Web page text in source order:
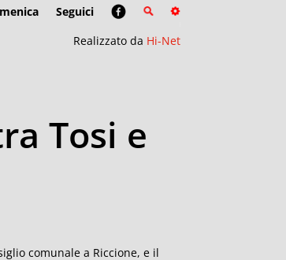
Seguici
Realizzato da Hi-Net
Tosi e
comunale a Riccione, e il